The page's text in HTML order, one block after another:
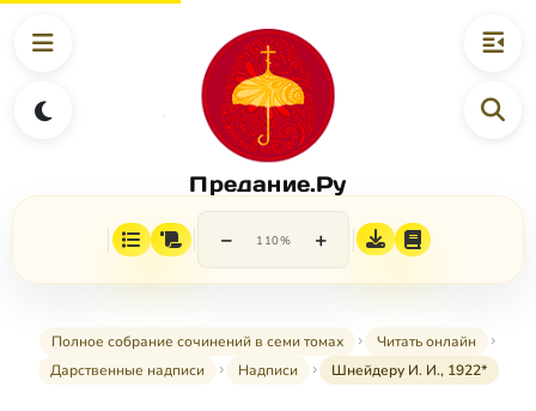
Предание.Ру
− 110% +
Полное собрание сочинений в семи томах
Читать онлайн
Дарственные надписи
Надписи Шнейдеру И. И., 1922*